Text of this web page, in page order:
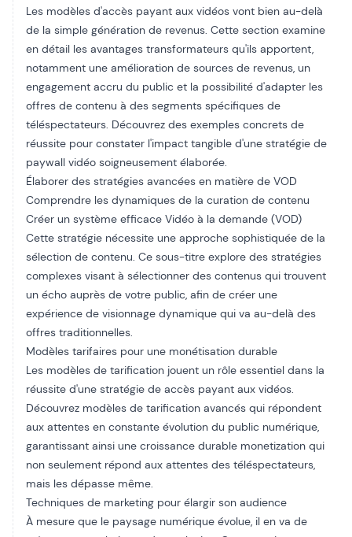
Les modèles d'accès payant aux vidéos vont bien au-delà
de la simple génération de revenus. Cette section examine
en détail les avantages transformateurs qu'ils apportent,
notamment une amélioration de sources de revenus, un
engagement accru du public et la possibilité d'adapter les
offres de contenu à des segments spécifiques de
téléspectateurs. Découvrez des exemples concrets de
réussite pour constater l'impact tangible d'une stratégie de
paywall vidéo soigneusement élaborée.
Élaborer des stratégies avancées en matière de VOD
Comprendre les dynamiques de la curation de contenu
Créer un système efficace Vidéo à la demande (VOD)
Cette stratégie nécessite une approche sophistiquée de la
sélection de contenu. Ce sous-titre explore des stratégies
complexes visant à sélectionner des contenus qui trouvent
un écho auprès de votre public, afin de créer une
expérience de visionnage dynamique qui va au-delà des
offres traditionnelles.
Modèles tarifaires pour une monétisation durable
Les modèles de tarification jouent un rôle essentiel dans la
réussite d'une stratégie de accès payant aux vidéos.
Découvrez modèles de tarification avancés qui répondent
aux attentes en constante évolution du public numérique,
garantissant ainsi une croissance durable monetization qui
non seulement répond aux attentes des téléspectateurs,
mais les dépasse même.
Techniques de marketing pour élargir son audience
À mesure que le paysage numérique évolue, il en va de